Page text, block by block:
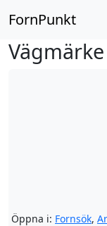
FornPunkt
Öppna i: Fornsök,